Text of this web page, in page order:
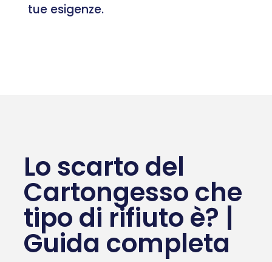
tue esigenze.
Lo scarto del
Cartongesso che
tipo di rifiuto è? |
Guida completa